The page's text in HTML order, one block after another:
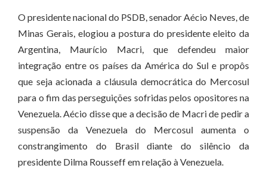
O presidente nacional do PSDB, senador Aécio Neves, de
Minas Gerais, elogiou a postura do presidente eleito da
Argentina, Maurício Macri, que defendeu maior
integração entre os países da América do Sul e propôs
que seja acionada a cláusula democrática do Mercosul
para o fim das perseguições sofridas pelos opositores na
Venezuela. Aécio disse que a decisão de Macri de pedir a
suspensão da Venezuela do Mercosul aumenta o
constrangimento do Brasil diante do silêncio da
presidente Dilma Rousseff em relação à Venezuela.